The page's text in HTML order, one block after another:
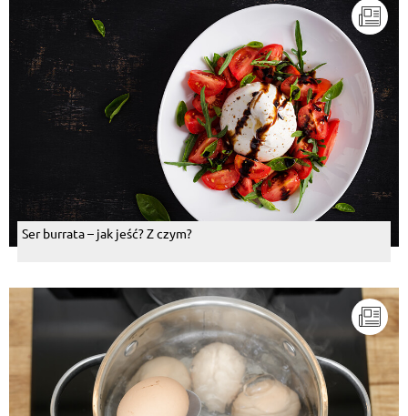
Ser burrata – jak jeść? Z czym?